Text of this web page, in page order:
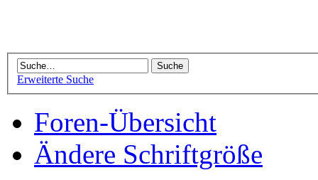
Erweiterte Suche
Foren-Übersicht
Ändere Schriftgröße